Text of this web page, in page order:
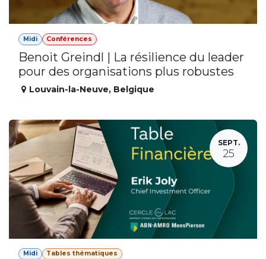
Midi Conférences
Benoit Greindl | La résilience du leader
pour des organisations plus robustes
Louvain-la-Neuve, Belgique
SEPT.
25
Midi Tables thématiques